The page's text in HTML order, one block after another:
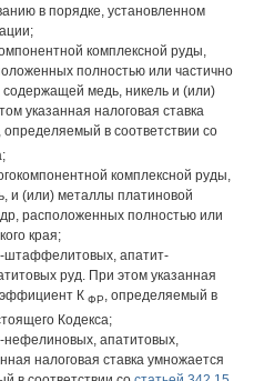
в порядке, установленном
комплексной руды,
полностью или частично
содержащей медь, никель и (или)
указанная налоговая ставка
, определяемый в соответствии со
комплексной руды,
и (или) металлы платиновой
расположенных полностью или
края;
штаффелитовых, апатит-
руд. При этом указанная
К ФР, определяемый в
Кодекса;
нефелиновых, апатитовых,
налоговая ставка умножается